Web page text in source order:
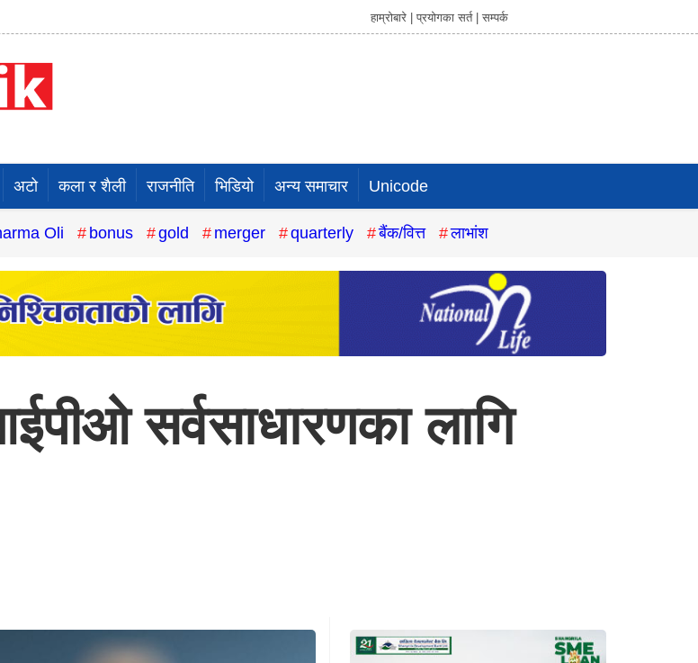
हाम्रोबारे | प्रयोगका सर्त | सम्पर्क
अटो कला र शैली राजनीति भिडियो अन्य समाचार Unicode
Oli bonus gold merger quarterly बैंक/वित्त लाभांश
सर्वसाधारणका लागि